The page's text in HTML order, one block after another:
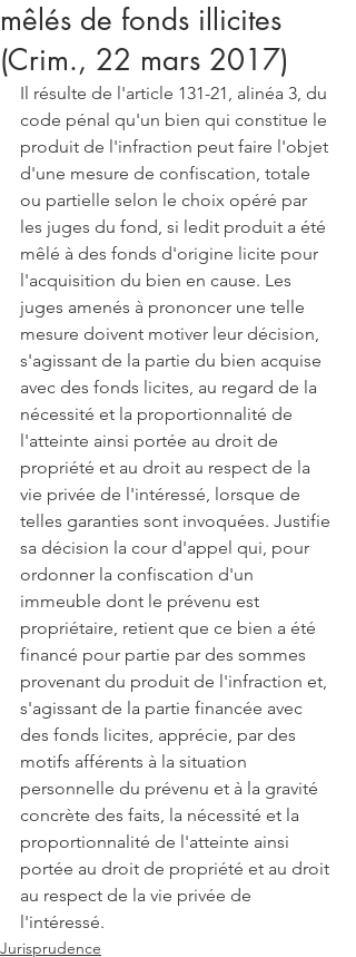
mêlés de fonds illicites
(Crim., 22 mars 2017)
Il résulte de l'article 131-21, alinéa 3, du
code pénal qu'un bien qui constitue le
produit de l'infraction peut faire l'objet
d'une mesure de confiscation, totale
ou partielle selon le choix opéré par
les juges du fond, si ledit produit a été
mêlé à des fonds d'origine licite pour
l'acquisition du bien en cause. Les
juges amenés à prononcer une telle
mesure doivent motiver leur décision,
s'agissant de la partie du bien acquise
avec des fonds licites, au regard de la
nécessité et la proportionnalité de
l'atteinte ainsi portée au droit de
propriété et au droit au respect de la
vie privée de l'intéressé, lorsque de
telles garanties sont invoquées. Justifie
sa décision la cour d'appel qui, pour
ordonner la confiscation d'un
immeuble dont le prévenu est
propriétaire, retient que ce bien a été
financé pour partie par des sommes
provenant du produit de l'infraction et,
s'agissant de la partie financée avec
des fonds licites, apprécie, par des
motifs afférents à la situation
personnelle du prévenu et à la gravité
concrète des faits, la nécessité et la
proportionnalité de l'atteinte ainsi
portée au droit de propriété et au droit
au respect de la vie privée de
l'intéressé.
Jurisprudence